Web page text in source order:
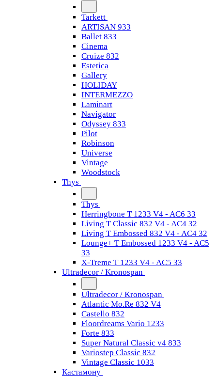
Tarkett
ARTISAN 933
Ballet 833
Cinema
Cruize 832
Estetica
Gallery
HOLIDAY
INTERMEZZO
Laminart
Navigator
Odyssey 833
Pilot
Robinson
Universe
Vintage
Woodstock
Thys
Thys
Herringbone T 1233 V4 - AC6 33
Living T Classic 832 V4 - AC4 32
Living T Embossed 832 V4 - AC4 32
Lounge+ T Embossed 1233 V4 - AC5
33
X-Treme T 1233 V4 - AC5 33
Ultradecor / Kronospan
Ultradecor / Kronospan
Atlantic Mo.Re 832 V4
Castello 832
Floordreams Vario 1233
Forte 833
Super Natural Classic v4 833
Variostep Classic 832
Vintage Classic 1033
Кастамону